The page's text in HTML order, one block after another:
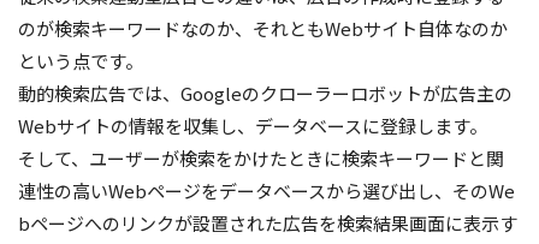
のが検索キーワードなのか、それともWebサイト自体なのか
という点です。
動的検索広告では、Googleのクローラーロボットが広告主の
Webサイトの情報を収集し、データベースに登録します。
そして、ユーザーが検索をかけたときに検索キーワードと関
連性の高いWebページをデータベースから選び出し、そのWe
bページへのリンクが設置された広告を検索結果画面に表示す